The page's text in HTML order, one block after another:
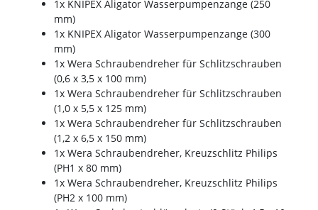
1x KNIPEX Aligator Wasserpumpenzange (250
mm)
1x KNIPEX Aligator Wasserpumpenzange (300
mm)
1x Wera Schraubendreher für Schlitzschrauben
(0,6 x 3,5 x 100 mm)
1x Wera Schraubendreher für Schlitzschrauben
(1,0 x 5,5 x 125 mm)
1x Wera Schraubendreher für Schlitzschrauben
(1,2 x 6,5 x 150 mm)
1x Wera Schraubendreher, Kreuzschlitz Philips
(PH1 x 80 mm)
1x Wera Schraubendreher, Kreuzschlitz Philips
(PH2 x 100 mm)